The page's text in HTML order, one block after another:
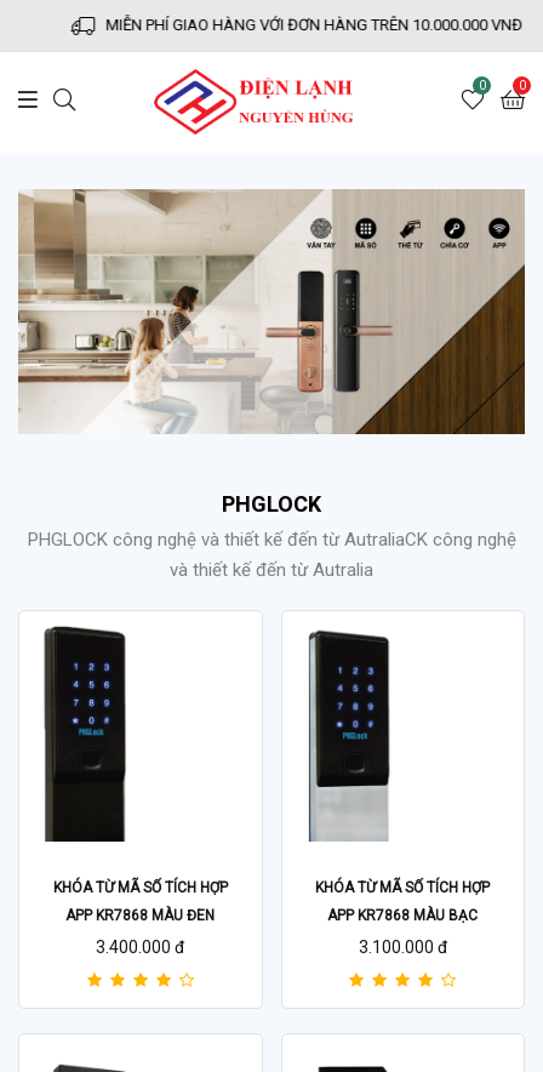
MIỄN PHÍ GIAO HÀNG VỚI ĐƠN HÀNG TRÊN 10.000.000 VNĐ
0 0
PHGLOCK
PHGLOCK công nghệ và thiết kế đến từ AutraliaCK công nghệ
và thiết kế đến từ Autralia
KHÓA TỪ MÃ SỐ TÍCH HỢP
APP KR7868 MÀU ĐEN
3.400.000 đ
KHÓA TỪ MÃ SỐ TÍCH HỢP
APP KR7868 MÀU BẠC
3.100.000 đ